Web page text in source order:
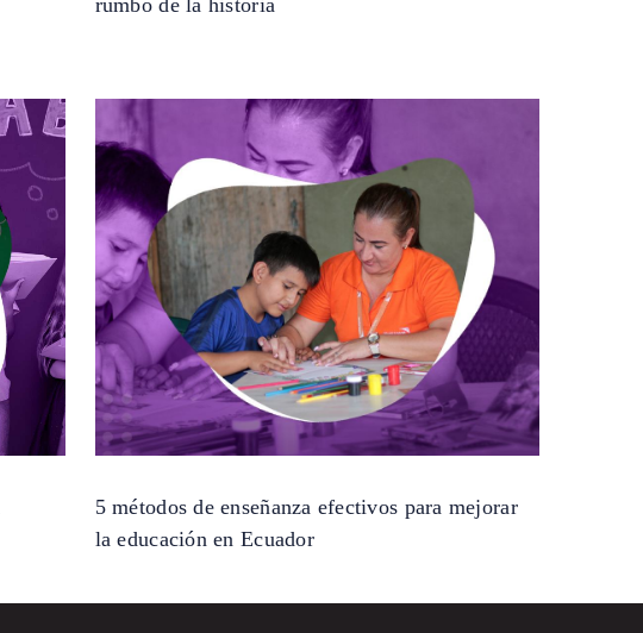
5 métodos de enseñanza efectivos para mejorar
la educación en Ecuador